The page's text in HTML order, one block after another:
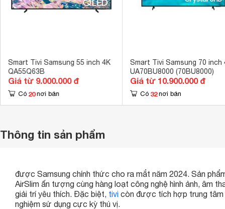
Smart Tivi Samsung 55 inch 4K
QA55Q63B
Giá từ 9.000.000 đ
Có 20 nơi bán
Smart Tivi Samsung 70 inch
UA70BU8000 (70BU8000)
Giá từ 10.900.000 đ
Có 32 nơi bán
Thông tin sản phẩm
được Samsung chính thức cho ra mắt năm 2024. Sản
AirSlim ấn tượng cùng hàng loạt công nghệ hình ảnh, âm
giải trí yêu thích. Đặc biệt, tivi còn được tích hợp trung tâm
nghiệm sử dụng cực kỳ thú vị.